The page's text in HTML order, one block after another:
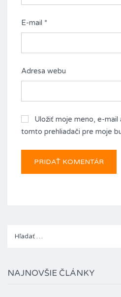
E-mail *
Adresa webu
Uložiť moje meno, e-
tomto prehliadači pre moje
NAJNOVŠIE ČLÁNKY